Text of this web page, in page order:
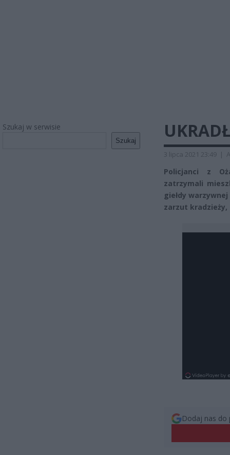
Szukaj w serwisie
Szukaj
3 lipca 2021 23:49 |
Policjanci z
zatrzymali
giełdy
zarzut kradzieży,
Dodaj nas do